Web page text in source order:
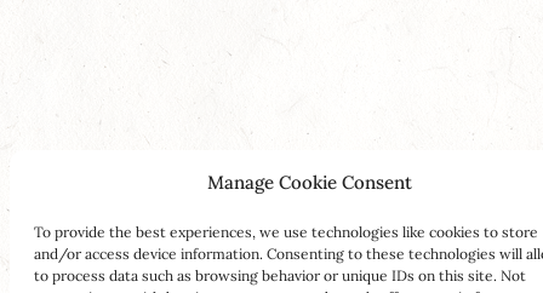
Manage Cookie Consent
To provide the best experiences, we use technologies like cookies to store
and/or access device information. Consenting to these technologies will
to process data such as browsing behavior or unique IDs on this site. Not